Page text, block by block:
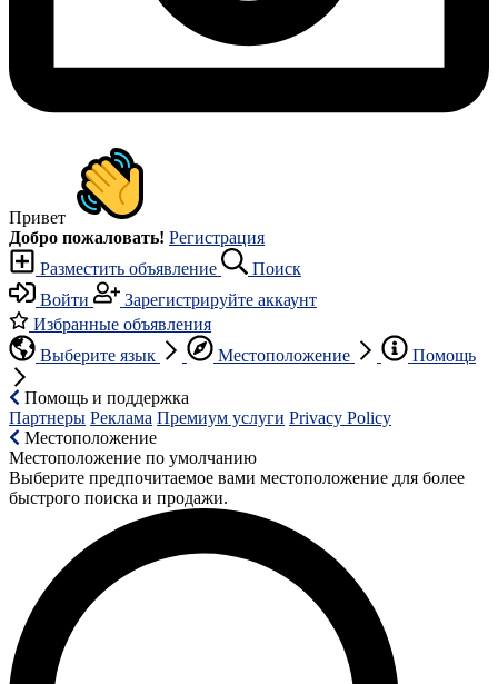
Привет
Добро пожаловать! Регистрация
Разместить объявление
Поиск
Войти
Зарегистрируйте аккаунт
Избранные объявления
Выберите язык
Местоположение Помощь
Помощь и поддержка
Партнеры Реклама Премиум услуги Privacy Policy
Местоположение
Местоположение по умолчанию
Выберите предпочитаемое вами местоположение для более
быстрого поиска и продажи.